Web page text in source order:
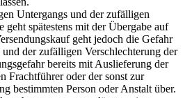
Untergangs und der zufälligen
geht spätestens mit der Übergabe auf
geht jedoch die Gefahr
der zufälligen Verschlechterung der
bereits mit Auslieferung der
Frachtführer oder der sonst zur
bestimmten Person oder Anstalt über.